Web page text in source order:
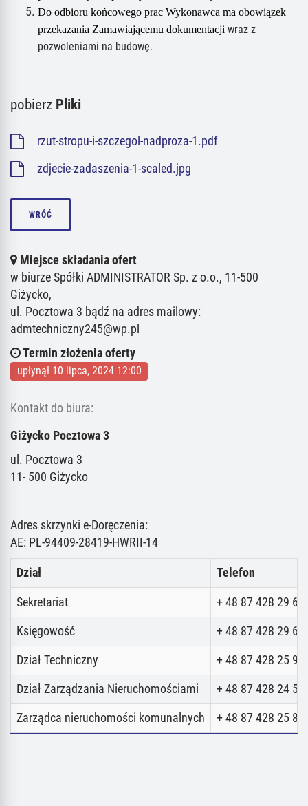
Do odbioru końcowego prac Wykonawca ma obowiązek
przekazania Zamawiającemu dokumentacji wraz z
pozwoleniami na budowę.
pobierz Pliki
rzut-stropu-i-szczegol-nadproza-1.pdf
zdjecie-zadaszenia-1-scaled.jpg
WRÓĆ
Miejsce składania ofert
w biurze Spółki ADMINISTRATOR Sp. z o.o., 11-500
Giżycko,
ul. Pocztowa 3 bądź na adres mailowy:
admtechniczny245@wp.pl
Termin złożenia oferty
upłynął 10 lipca, 2024 12:00
Kontakt do biura:
Giżycko Pocztowa 3
ul. Pocztowa 3
11- 500 Giżycko
Adres skrzynki e-Doręczenia:
AE: PL-94409-28419-HWRII-14
Dział Telefon
Sekretariat + 48 87 428 29 62
Księgowość + 48 87 428 29 62
Dział Techniczny + 48 87 428 25 98
Dział Zarządzania Nieruchomościami + 48 87 428 24 52
Zarządca nieruchomości komunalnych + 48 87 428 25 80